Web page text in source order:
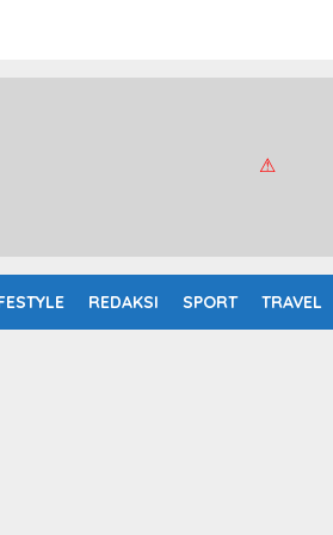
REDAKSI SPORT TRAVEL